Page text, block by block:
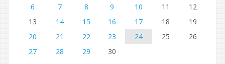
6
7 8 9 10 11
12
13
14 15 16 17 18
19
20
21 22 23 24 25
26
27
28 29 30